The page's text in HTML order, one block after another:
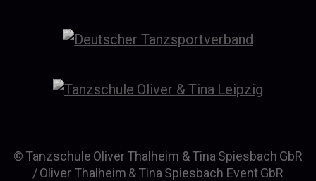
© Tanzschule Oliver Thalheim & Tina Spiesbach GbR
/ Oliver Thalheim & Tina Spiesbach Event GbR